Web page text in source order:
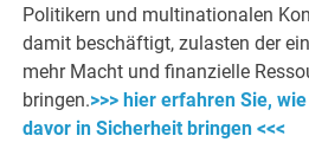
Politikern und multinationalen
damit beschäftigt, zulasten der
mehr Macht und finanzielle
bringen.>>> hier erfahren Sie,
davor in Sicherheit bringen <<<